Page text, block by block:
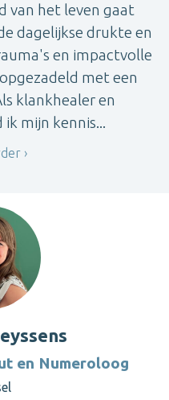
van het leven gaat
dagelijkse drukte en
en impactvolle
met een
klankhealer en
mijn kennis...
en Numeroloog